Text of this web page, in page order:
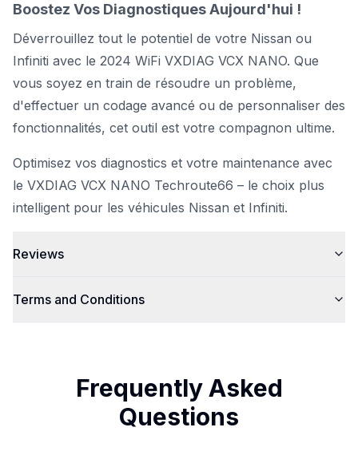
Boostez Vos Diagnostiques Aujourd'hui !
Déverrouillez tout le potentiel de votre Nissan ou
Infiniti avec le 2024 WiFi VXDIAG VCX NANO. Que
vous soyez en train de résoudre un problème,
d'effectuer un codage avancé ou de personnaliser des
fonctionnalités, cet outil est votre compagnon ultime.
Optimisez vos diagnostics et votre maintenance avec
le VXDIAG VCX NANO Techroute66 – le choix plus
intelligent pour les véhicules Nissan et Infiniti.
Reviews
Terms and Conditions
Frequently Asked
Questions